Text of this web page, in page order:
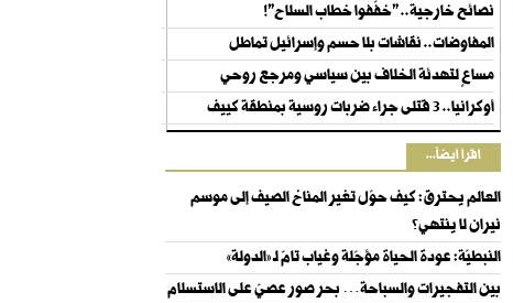
نصائح خارجية.. "خفّفوا خطاب السلاح"!
المفاوضات.. نقاشات بلا حسم وإسرائيل تماطل
مساعٍ لتهدئة الخلاف بين سياسي ومرجع روحي
أوكرانيا.. 3 قتلى جراء ضربات روسية بمنطقة كييف
اقرأ أيضاً...
العالم يحترق: كيف حوّل تغير المناخ الصيف إلى موسم
نيران لا ينتهي؟
النبطيّة: عودة الحياة مؤجّلة وغياب تامّ لـ «الدولة»
بين التفجيرات والسباحة… بحر صور عصيّ على الاستسلام